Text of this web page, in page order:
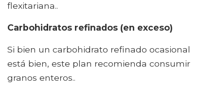
flexitariana..
Carbohidratos refinados (en exceso)
Si bien un carbohidrato refinado ocasional
está bien, este plan recomienda consumir
granos enteros..